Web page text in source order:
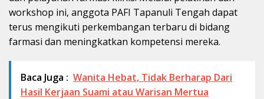
workshop ini, anggota PAFI Tapanuli Tengah dapat
terus mengikuti perkembangan terbaru di bidang
farmasi dan meningkatkan kompetensi mereka.
Baca Juga : Wanita Hebat, Tidak Berharap Dari
Hasil Kerjaan Suami atau Warisan Mertua